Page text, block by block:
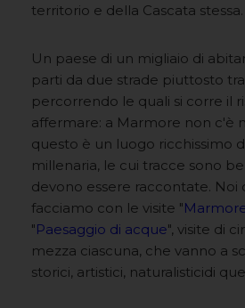
territorio e della Cascata stessa.
Un paese di un migliaio di
parti da due strade piuttosto
percorrendo le quali si corre il
affermare: a Marmore non c'è
questo è un luogo ricchissimo
millenaria, le cui tracce sono
devono essere raccontate. Noi
facciamo con le visite "
"Paesaggio di acque", visite di
mezza ciascuna, che vanno a
storici, artistici, naturalisticidi